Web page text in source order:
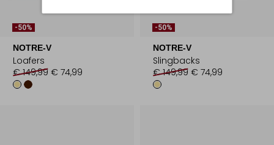
-50%
NOTRE-V
Loafers
€ 149,99 € 74,99
-50%
NOTRE-V
Slingbacks
€ 149,99 € 74,99